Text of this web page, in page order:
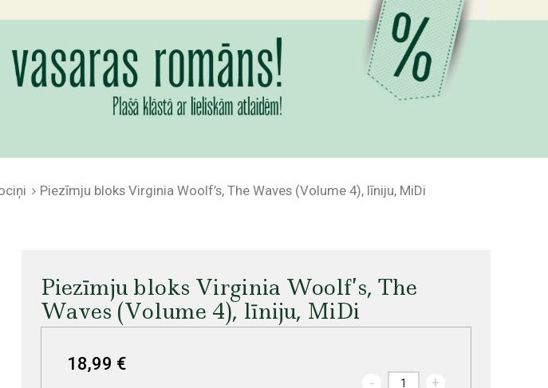
Piezīmju bloks Virginia Woolf’s, The Waves (Volume 4), līniju, MiDi
Piezīmju bloks Virginia Woolf’s, The
Waves (Volume 4), līniju, MiDi
18,99 €
- +